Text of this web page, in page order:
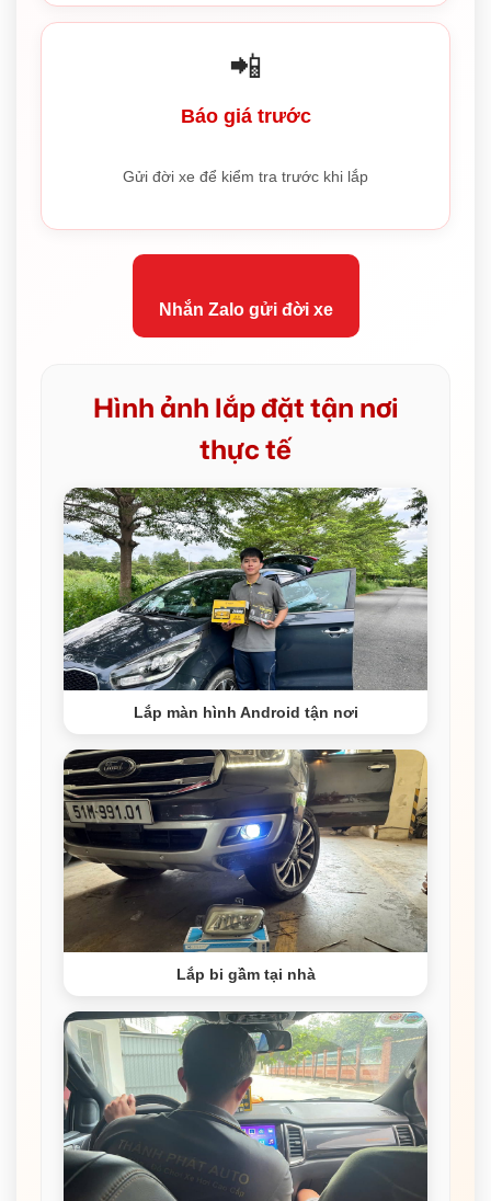
📲
Báo giá trước
Gửi đời xe để kiểm tra trước khi lắp
Nhắn Zalo gửi đời xe
Hình ảnh lắp đặt tận nơi
thực tế
Lắp màn hình Android tận nơi
Lắp bi gầm tại nhà